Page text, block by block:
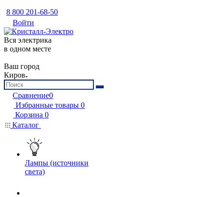
8 800 201-68-50
Войти
Вся электрика
в одном месте
Ваш город
Киров
Сравнение0
Избранные товары 0
Корзина 0
Каталог
Лампы (источники
света)